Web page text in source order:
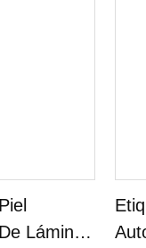
Lámina